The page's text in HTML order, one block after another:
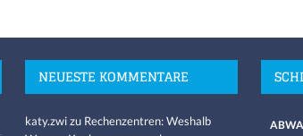
NEUESTE KOMMENTARE
katy.zwizu Rechenzentren: Weshalb